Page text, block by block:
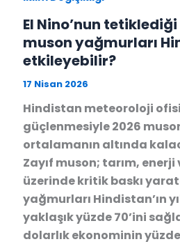
El Nino’nun
muson yağmurları
etkileyebilir?
17 Nisan 2026
Hindistan meteoroloji
güçlenmesiyle 2026
ortalamanın altında
Zayıf muson; tarım,
üzerinde kritik baskı
yağmurları Hindistan’ın
yaklaşık yüzde 70’ini
dolarlık ekonominin